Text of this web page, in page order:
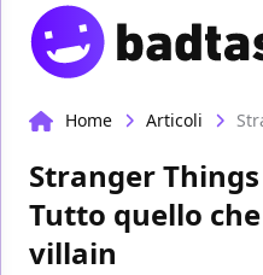
Home Articoli
Stranger
Tutto quello
villain